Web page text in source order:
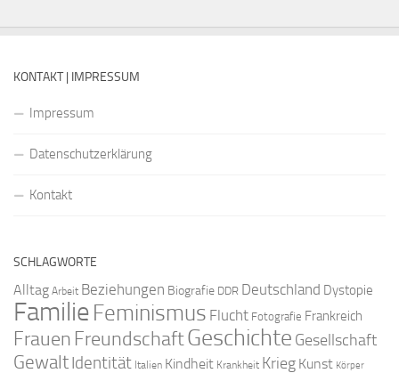
KONTAKT | IMPRESSUM
Impressum
Datenschutzerklärung
Kontakt
SCHLAGWORTE
Alltag Arbeit Beziehungen Biografie DDR Deutschland Dystopie
FamilieFeminismus Flucht Fotografie Frankreich
Frauen FreundschaftGeschichte Gesellschaft
GewaltIdentität Italien Kindheit Krankheit Krieg Kunst Körper